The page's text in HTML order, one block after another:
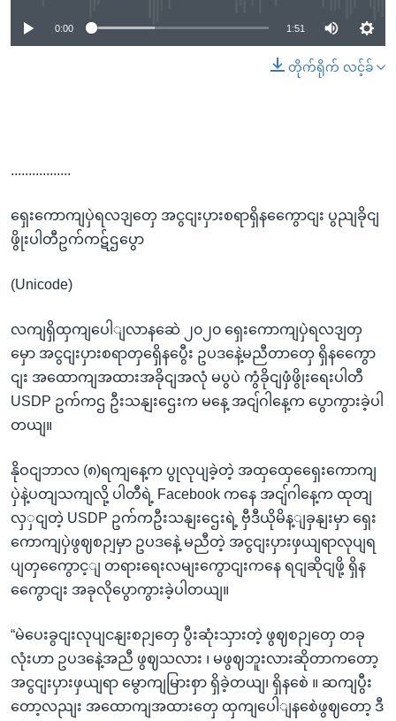
0:00 1:51
တိုက်ရိုက် လင့်ခ်
.................
ရှေးကောကျပှဲရလဒျတှေ အငွငျးပှားစရာရှိနကွေောငျး ပွညျခိုငျ
ဖွိုးပါတီဥက်ကဋ်ဌပွော
(Unicode)
လကျရှိထှကျပေါျလာနဆေဲ ၂၀၂၀ ရှေးကောကျပှဲရလဒျတှ
မှော အငွငျးပှားစရာတှရှေိနပွေီး ဥပဒနေဲ့မညီတာတှေ ရှိနကွေော
ငျး အထောကျအထားအခိုငျအလုံ မပွပဲ ကွံခိုငျဖှံဖွိုးရေးပါတီ
USDP ဥက်ကဌ ဦးသနျးဌေးက မနေ့ အငျ်ဂါနေ့က ပွောကွားခဲ့ပါ
တယျ။
နိုဝငျဘာလ (၈)ရကျနေ့က ပွုလုပျခဲ့တဲ့ အထှထှေရှေေးကောကျ
ပှဲနဲ့ပတျသကျလို့ ပါတီရဲ့ Facebook ကနေ အငျ်ဂါနေ့က ထုတျ
လှှငျတဲ့ USDP ဥက်ကဦးသနျးဌေးရဲ့ ဗှီဒီယိုမိန့ျခှနျးမှာ ရှေး
ကောကျပှဲဖွဈစဉျမှာ ဥပဒနေဲ့ မညီတဲ့ အငွငျးပှားဖှယျရာလုပျရ
ပျတှကွေောင့ျ တရားရေးလမျးကွောငျးကနေ ရငျဆိုငျဖို့ ရှိန
ကွေောငျး အခုလိုပွောကွားခဲ့ပါတယျ။
“မဲပေးခွငျးလုပျငနျးစဉျတှေ ပွီးဆုံးသှားတဲ့ ဖွဈစဉျတှေ တခု
လုံးဟာ ဥပဒနေဲ့အညီ ဖွဈသလား ၊ မဖွဈဘူးလားဆိုတာကတော့
အငွငျးပှားဖှယျရာ မွောကျမြားစှာ ရှိခဲ့တယျ၊ ရှိနစေဲ ။ ဆကျပွီး
တော့လညျး အထောကျအထားတှေ ထှကျပေါျနစေဲဖွဈတော့ ဒီ